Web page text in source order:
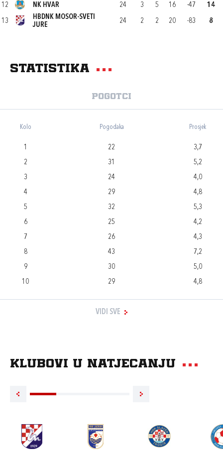
12 NK HVAR 24 3 5 16 -47 14
13
HBDNK MOSOR-SVETI
JURE
24 2 2 20 -83 8
Statistika
Pogotci
Kolo Pogodaka Prosjek
1 22
3,7
2
31
5,2
3
24
4,0
4
29
4,8
5
32
5,3
6
25
4,2
7
26
4,3
8
43
7,2
9
30
5,0
10
29 4,8
VIDI SVE
Klubovi u natjecanju